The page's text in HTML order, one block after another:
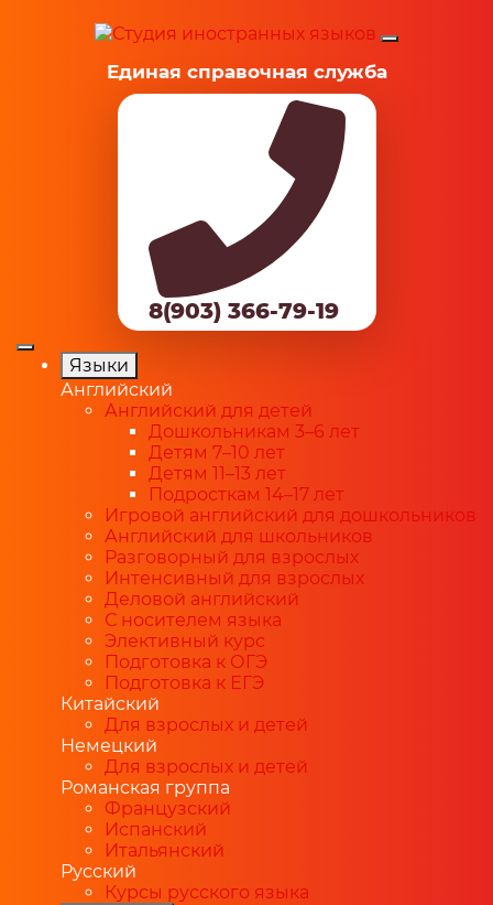
Единая справочная служба
8(903) 366-79-19
Языки
Английский
Английский для детей
Дошкольникам 3–6 лет
Детям 7–10 лет
Детям 11–13 лет
Подросткам 14–17 лет
Игровой английский для дошкольников
Английский для школьников
Разговорный для взрослых
Интенсивный для взрослых
Деловой английский
С носителем языка
Элективный курс
Подготовка к ОГЭ
Подготовка к ЕГЭ
Китайский
Для взрослых и детей
Немецкий
Для взрослых и детей
Романская группа
Французский
Испанский
Итальянский
Русский
Курсы русского языка